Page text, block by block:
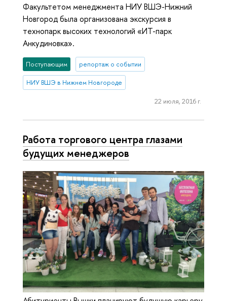
Факультетом менеджмента НИУ ВШЭ-Нижний
Новгород была организована экскурсия в
технопарк высоких технологий «ИТ-парк
Анкудиновка».
Поступающим репортаж о событии
НИУ ВШЭ в Нижнем Новгороде
22 июля, 2016 г.
Работа торгового центра глазами
будущих менеджеров